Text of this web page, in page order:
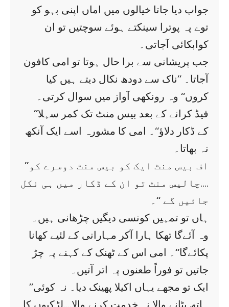
جواب دیا جاتا خیالوں میں اماں اپنی بہو کو
توے پہ پوترا سینکتے ہوئے سوچتیں تو ان
کوابکائی آجاتی۔
جب پریشانی سے برا حال ہوتا تو امی کافون
آجاتا۔ ’’ناک سے دودھ نکال دیتے ہیں کیا
کروں‘‘ وہ رونکھی آواز میں سوال کرتی۔
’’فیڈ کرانے کے بعد بیس منٹ تک کمر سہلا
کے ڈکار دلاؤ‘‘۔ امی کا مشورہ اسے ایک آنکھ
نہ بھاتا۔
’’اف بیس منٹ ایک کو بیس منٹ دوسرے کو
….چالیس منٹ تو ان کے ڈکار میں ہی نکل
جائیں گے ‘‘۔
ہاں تو تمہیں کونسی دیگیں چڑھانی ہیں۔
وہ آئےگا تھکا ہارا آکر مہارانی کے لئیے کھانا
پکائےگا‘‘۔ امی اس کے ٹھنک کے کہنے پہ چڑ
جاتیں تو فوراً طعنوں پہ اتر آتیں۔
’’ایک تو مجھے یہاں اکیلا پھینک دیا۔ نہ کوئی